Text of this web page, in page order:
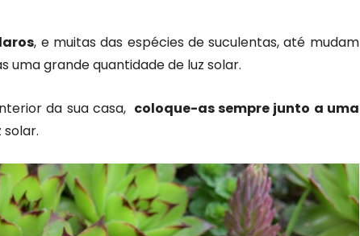
, e muitas das espécies de suculentas, até mudam
uma grande quantidade de luz solar.
da sua casa, coloque-as sempre junto a uma